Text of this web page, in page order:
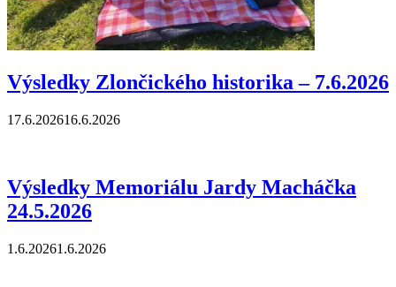
Výsledky Zlončického historika – 7.6.2026
17.6.202616.6.2026
Výsledky Memoriálu Jardy Macháčka
24.5.2026
1.6.20261.6.2026